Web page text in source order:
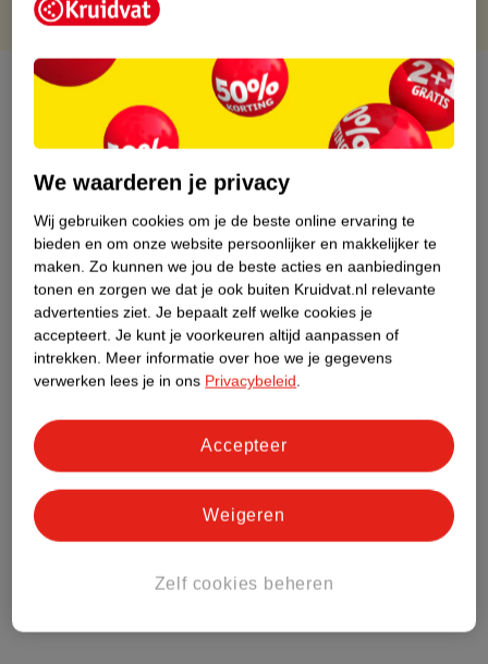
Over dit product
Productinformatie
Nature Impact Score
Dit product heeft (nog) geen Nature
Impact Score.
Meer informatie
Bestel & Bezorginformatie
Bekijk ook
We waarderen je privacy
Wij gebruiken cookies om je de beste online ervaring te
bieden en om onze website persoonlijker en makkelijker te
maken. Zo kunnen we jou de beste acties en aanbiedingen
tonen en zorgen we dat je ook buiten Kruidvat.nl relevante
advertenties ziet. Je bepaalt zelf welke cookies je
accepteert. Je kunt je voorkeuren altijd aanpassen of
intrekken. Meer informatie over hoe we je gegevens
verwerken lees je in ons Privacybeleid.
Zelf cookies beheren
Weigeren
Accepteer